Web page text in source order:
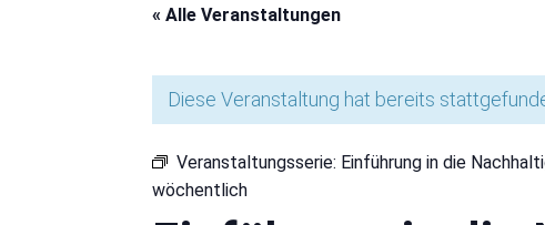
« Alle Veranstaltungen
Diese Veranstaltung hat bereits
Veranstaltungsserie: Einführung in die
wöchentlich